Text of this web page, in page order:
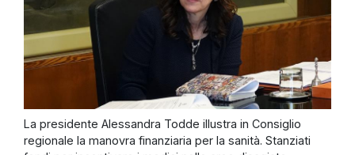
La presidente Alessandra Todde illustra in Consiglio
regionale la manovra finanziaria per la sanità. Stanziati